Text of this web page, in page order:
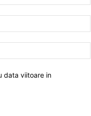
data viitoare in